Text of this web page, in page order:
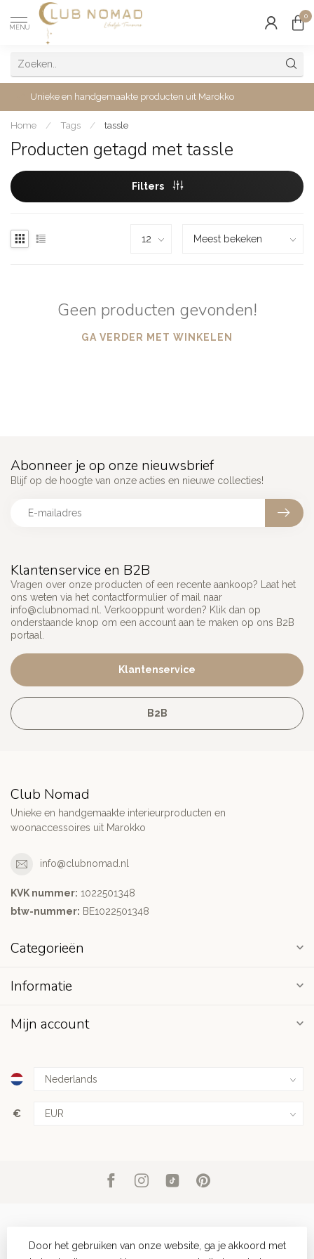
MENU
0
Unieke en handgemaakte producten uit Marokko
Home / Tags / tassle
Producten getagd met tassle
Filters
Geen producten gevonden!
GA VERDER MET WINKELEN
Klantenservice en B2B
Vragen over onze producten of een recente aankoop? Laat het
ons weten via het contactformulier of mail naar
info@clubnomad.nl
. Verkooppunt worden? Klik dan op
onderstaande knop om een account aan te maken op ons B2B
portaal.
Klantenservice
B2B
Abonneer je op onze nieuwsbrief
Blijf op de hoogte van onze acties en nieuwe collecties!
Club Nomad
Unieke en handgemaakte interieurproducten en
woonaccessoires uit Marokko
info@clubnomad.nl
KVK nummer: 1022501348
btw-nummer: BE1022501348
Categorieën
Informatie
Mijn account
€
Door het gebruiken van onze website, ga je akkoord met